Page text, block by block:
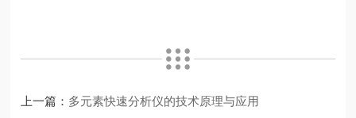
上一篇： 多元素快速分析仪的技术原理与应用